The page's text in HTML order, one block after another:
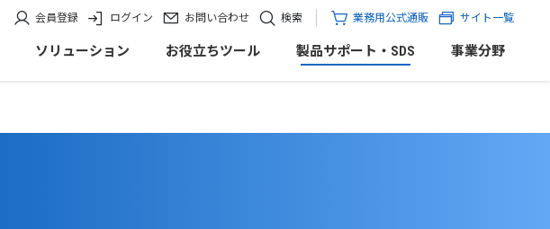
会員登録 ログイン お問い合わせ 検索 業務用公式通販 サイト一覧
ソリューション お役立ちツール 製品サポート・SDS 事業分野